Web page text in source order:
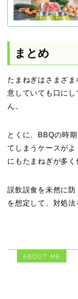
まとめ
たまねぎはさまざ
意していても口に
ん。
とくに、BBQの時
てしまうケースが
にもたまねぎが多
誤飲誤食を未然に
を想定して、対処
ABOUT ME